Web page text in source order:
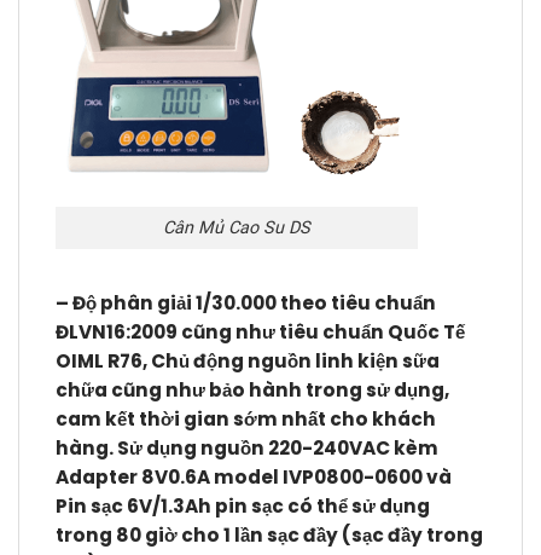
Cân Mủ Cao Su DS
–Độ phân giải 1/30.000 theo tiêu chuẩn
ĐLVN16:2009 cũng như tiêu chuẩn Quốc Tế
OIML R76, Chủ động nguồn linh kiện sữa
chữa cũng như bảo hành trong sử dụng,
cam kết thời gian sớm nhất cho khách
hàng. Sử dụng nguồn 220-240VAC kèm
Adapter 8V0.6A model IVP0800-0600 và
Pin sạc 6V/1.3Ah pin sạc có thể sử dụng
trong 80 giờ cho 1 lần sạc đầy (sạc đầy trong